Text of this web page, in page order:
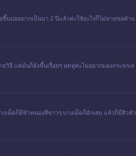
นบ่อยมากเป็นมา 2 ปีแล้วค่ะใช้อะไรก็ไม่หายขอคำแ
วิธี แต่มันก็ยังขึ้นเรื่อยๆ หดหู่ค่ะไม่อยากมองกระจกเล
เม็ดก็มีหัวหนองสีขาวๆ บางเม็ดก็อักเสบ แล้วก็มีสิวหัว